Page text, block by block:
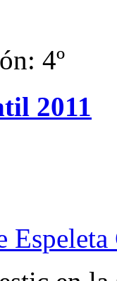
4º
2011
Espeleta